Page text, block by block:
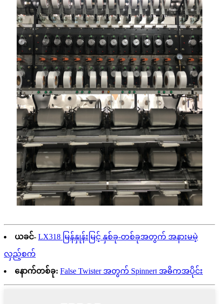
ယခင်- LX318 မြန်နှုန်းမြင့် နှစ်ခု-တစ်ခုအတွက် အနားမမဲ့
လှည့်စက်
နောက်တစ်ခု: False Twister အတွက် Spinner၊ အဓိကအပိုင်း